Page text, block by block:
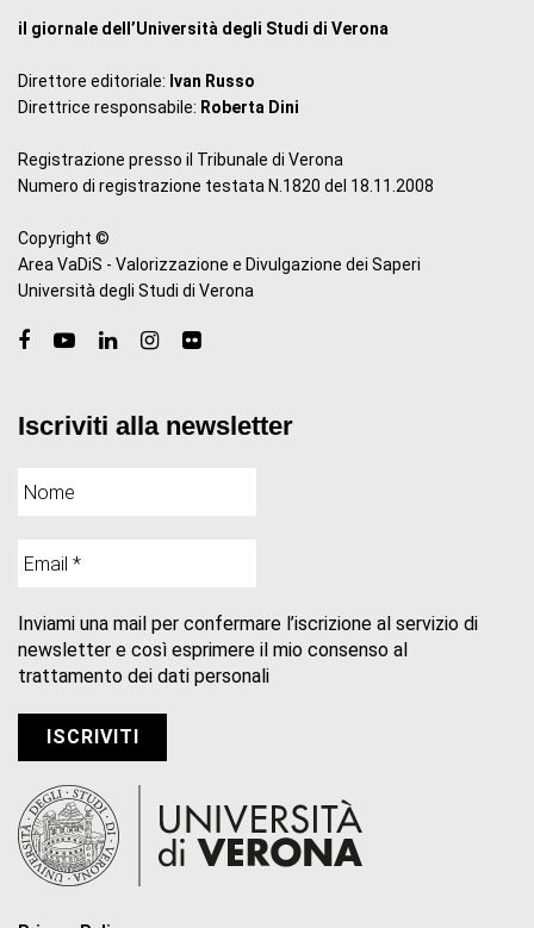
il giornale dell’Università degli Studi di Verona
Direttore editoriale: Ivan Russo
Direttrice responsabile: Roberta Dini
Registrazione presso il Tribunale di Verona
Numero di registrazione testata N.1820 del 18.11.2008
Copyright ©
Area VaDiS - Valorizzazione e Divulgazione dei Saperi
Università degli Studi di Verona
Iscriviti alla newsletter
Inviami una mail per confermare l’iscrizione al servizio di
newsletter e così esprimere il mio consenso al
trattamento dei dati personali